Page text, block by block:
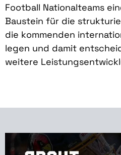
Football Nationalteams
Baustein für die
die kommenden
legen und damit
weitere